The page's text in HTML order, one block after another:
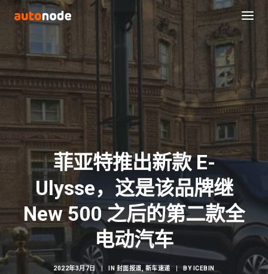
Search
菲亚特推出新款 E-
Ulysse，这是该品牌继
New 500 之后的第二款全
电动汽车
2022年3月7日 | IN 封面报道 新车速递 BY ICEBIN